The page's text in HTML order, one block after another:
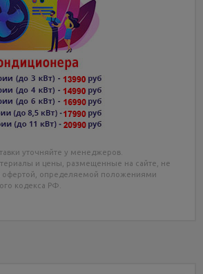
уточняйте у менеджеров.
и цены, размещенные на сайте, не
офертой, определяемой положениями
кодекса РФ.